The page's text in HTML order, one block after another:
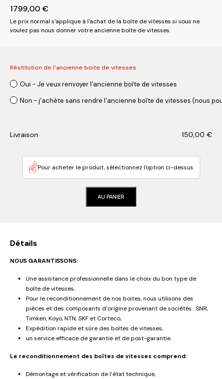
1799,00€
Le prix normal s'applique à l'achat de la boîte de vitesses si vous ne
voulez pas nous donner votre ancienne boîte de vitesses.
Réstitution de l'ancienne boite de vitesses
Oui - Je veux renvoyer l'ancienne boîte de vitesses
Non - j'achète sans rendre l'ancienne boîte de vitesses (nous
Livraison 150,00 €
Pour acheter le produit, sélectionnez l'option ci-dessus
AU PANIER
Détails
NOUS GARANTISSONS:
Une assistance professionnelle dans le choix du bon type de
boîte de vitesses,
Pour le reconditionnement de nos boites, nous utilisons des
pièces et des composants d’origine provenant de sociétés : SNR,
Timken, Koyo, NTN, SKF et Corteco,
Expédition rapide et sûre des boîtes de vitesses,
un service efficace de garantie et de post-garantie.
Le reconditionnement des boîtes de vitesses comprend:
Démontage et vérification de l’état technique,